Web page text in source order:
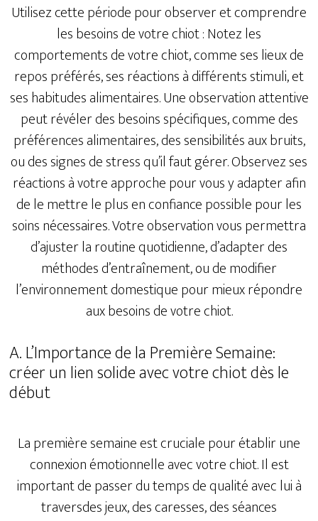
Utilisez cette période pour observer et comprendre
les besoins de votre chiot : Notez les
comportements de votre chiot, comme ses lieux de
repos préférés, ses réactions à différents stimuli, et
ses habitudes alimentaires. Une observation attentive
peut révéler des besoins spécifiques, comme des
préférences alimentaires, des sensibilités aux bruits,
ou des signes de stress qu’il faut gérer. Observez ses
réactions à votre approche pour vous y adapter afin
de le mettre le plus en confiance possible pour les
soins nécessaires. Votre observation vous permettra
d’ajuster la routine quotidienne, d’adapter des
méthodes d’entraînement, ou de modifier
l’environnement domestique pour mieux répondre
aux besoins de votre chiot.
A. L’Importance de la Première Semaine:
créer un lien solide avec votre chiot dès le
début
La première semaine est cruciale pour établir une
connexion émotionnelle avec votre chiot. Il est
important de passer du temps de qualité avec lui à
traversdes jeux, des caresses, des séances